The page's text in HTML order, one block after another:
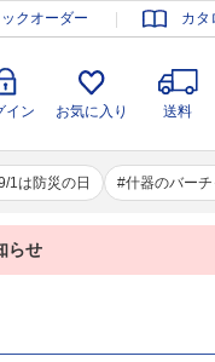
クオーダー カタ
イン お気に入り 送料
1は防災の日 什器のバー
ログイン お気に入り 送料
らせ